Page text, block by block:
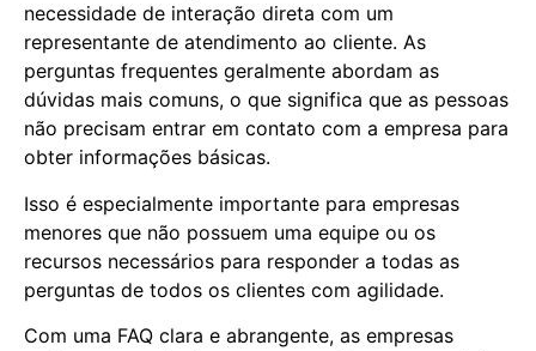
necessidade de interação direta com um
representante de atendimento ao cliente. As
perguntas frequentes geralmente abordam as
dúvidas mais comuns, o que significa que as pessoas
não precisam entrar em contato com a empresa para
obter informações básicas.
Isso é especialmente importante para empresas
menores que não possuem uma equipe ou os
recursos necessários para responder a todas as
perguntas de todos os clientes com agilidade.
Com uma FAQ clara e abrangente, as empresas